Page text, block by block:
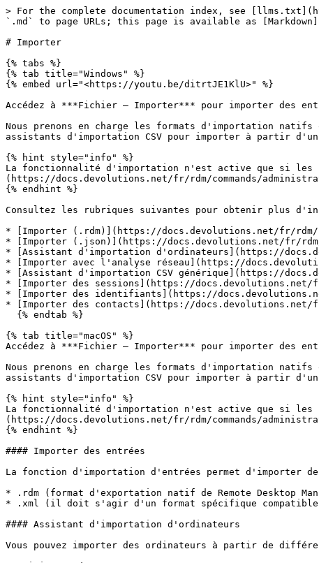
> For the complete documentation index, see
`.md` to page URLs; this page is available as
# Importer
{% tabs %}
{% tab title="Windows" %}
{% embed url="<https://youtu.be/ditrtJE1KlU>" %}
Accédez à ***Fichier – Importer*** pour importer des
Nous prenons en charge les formats d'importation
assistants d'importation CSV pour importer à partir
{% hint style="info" %}
La fonctionnalité d'importation n'est active que si les
(https://docs.devolutions.net/fr/rdm/commands/
{% endhint %}
Consultez les rubriques suivantes pour obtenir plus
* [Importer (.rdm)](https://docs.devolutions.net/fr/rdm/
* [Importer (.json)](https://docs.devolutions.net/fr/rdm/
* [Assistant d'importation d'ordinateurs](https://
* [Importer avec l'analyse réseau](https://
* [Assistant d'importation CSV générique](https://
* [Importer des sessions](https://docs.devolutions.net/
* [Importer des identifiants](https://
* [Importer des contacts](https://docs.devolutions.net/
{% tab title="macOS" %}
Accédez à ***Fichier – Importer*** pour importer des
Nous prenons en charge les formats d'importation
assistants d'importation CSV pour importer à partir
{% hint style="info" %}
La fonctionnalité d'importation n'est active que si les
(https://docs.devolutions.net/fr/rdm/commands/
{% endhint %}
#### Importer des entrées
La fonction d'importation d'entrées permet d'importer
* .rdm (format d'exportation natif de Remote Desktop
* .xml (il doit s'agir d'un format spécifique
#### Assistant d'importation d'ordinateurs
Vous pouvez importer des ordinateurs à partir de